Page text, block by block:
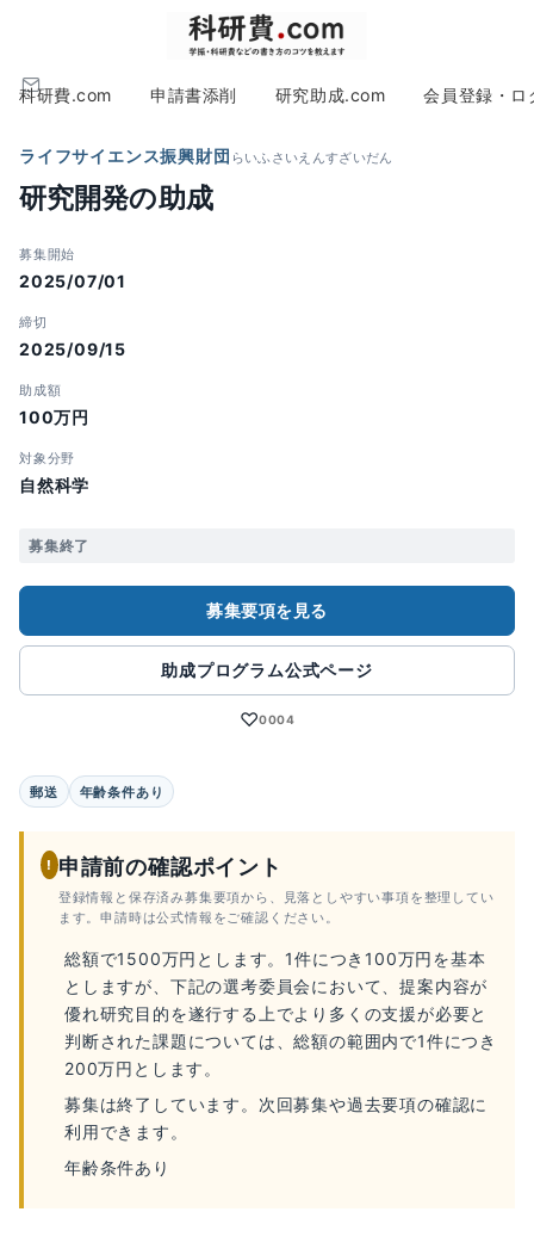
科研費.com 申請書添削 研究助成.com 会員登録・ロ
ライフサイエンス振興財団 らいふさいえんすざいだん
研究開発の助成
募集開始
2025/07/01
締切
2025/09/15
助成額
100万円
対象分野
自然科学
募集終了
募集要項を見る
助成プログラム公式ページ
♡0004
郵送 年齢条件あり
! 申請前の確認ポイント
登録情報と保存済み募集要項から、見落としやすい事項を整理してい
ます。申請時は公式情報をご確認ください。
総額で1500万円とします。1件につき100万円を基本
としますが、下記の選考委員会において、提案内容が
優れ研究目的を遂行する上でより多くの支援が必要と
判断された課題については、総額の範囲内で1件につき
200万円とします。
募集は終了しています。次回募集や過去要項の確認に
利用できます。
年齢条件あり